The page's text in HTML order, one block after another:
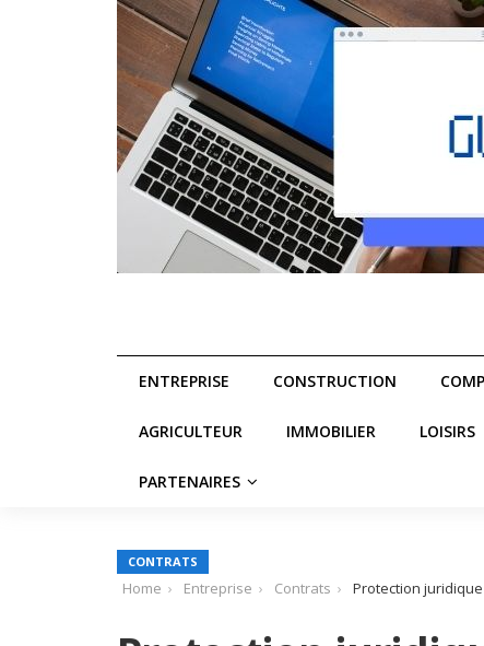
ENTREPRISE CONSTRUCTION
AGRICULTEUR IMMOBILIER LOISIRS
PARTENAIRES
CONTRATS
Home Entreprise Contrats Protection